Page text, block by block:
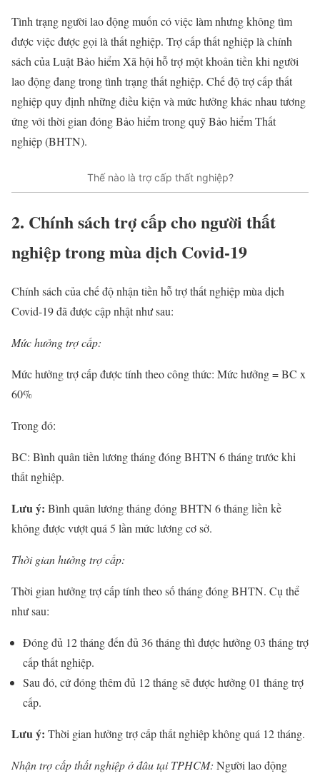
Tình trạng người lao động muốn có việc làm nhưng không tìm
được việc được gọi là thất nghiệp. Trợ cấp thất nghiệp là chính
sách của Luật Bảo hiểm Xã hội hỗ trợ một khoản tiền khi người
lao động đang trong tình trạng thất nghiệp. Chế độ trợ cấp thất
nghiệp quy định những điều kiện và mức hưởng khác nhau tương
ứng với thời gian đóng Bảo hiểm trong quỹ Bảo hiểm Thất
nghiệp (BHTN).
Thế nào là trợ cấp thất nghiệp?
2. Chính sách trợ cấp cho người thất
nghiệp trong mùa dịch Covid-19
Chính sách của chế độ nhận tiền hỗ trợ thất nghiệp mùa dịch
Covid-19 đã được cập nhật như sau:
Mức hưởng trợ cấp:
Mức hưởng trợ cấp được tính theo công thức: Mức hưởng = BC x
60%
Trong đó:
BC: Bình quân tiền lương tháng đóng BHTN 6 tháng trước khi
thất nghiệp.
Lưu ý: Bình quân lương tháng đóng BHTN 6 tháng liền kề
không được vượt quá 5 lần mức lương cơ sở.
Thời gian hưởng trợ cấp:
Thời gian hưởng trợ cấp tính theo số tháng đóng BHTN. Cụ thể
như sau:
Đóng đủ 12 tháng đến đủ 36 tháng thì được hưởng 03 tháng trợ
cấp thất nghiệp.
Sau đó, cứ đóng thêm đủ 12 tháng sẽ được hưởng 01 tháng trợ
cấp.
Lưu ý: Thời gian hưởng trợ cấp thất nghiệp không quá 12 tháng.
Nhận trợ cấp thất nghiệp ở đâu tại TPHCM: Người lao động